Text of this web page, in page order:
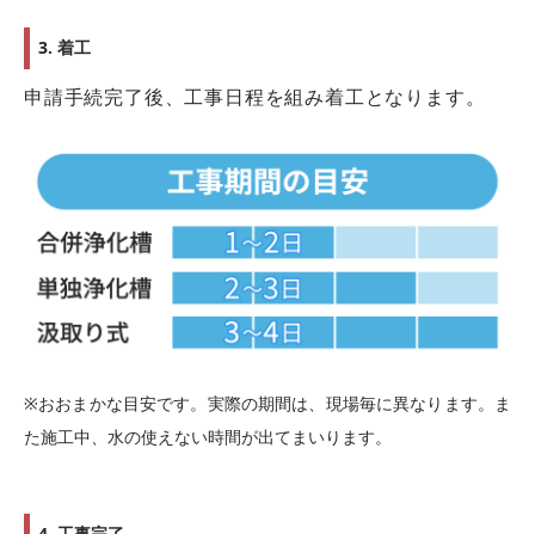
3. 着工
申請手続完了後、工事日程を組み着工となります。
※おおまかな目安です。実際の期間は、現場毎に異なります。
ま
た施工中、水の使えない時間が出てまいります。